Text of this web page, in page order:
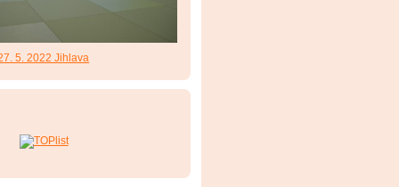
5. 2022 Jihlava